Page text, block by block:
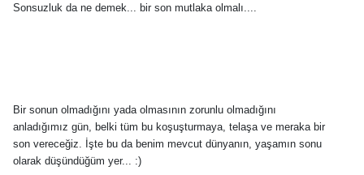
Sonsuzluk da ne demek... bir son mutlaka olmalı....
Bir sonun olmadığını yada olmasının zorunlu olmadığını
anladığımız gün, belki tüm bu koşuşturmaya, telaşa ve meraka bir
son vereceğiz. İşte bu da benim mevcut dünyanın, yaşamın sonu
olarak düşündüğüm yer... :)